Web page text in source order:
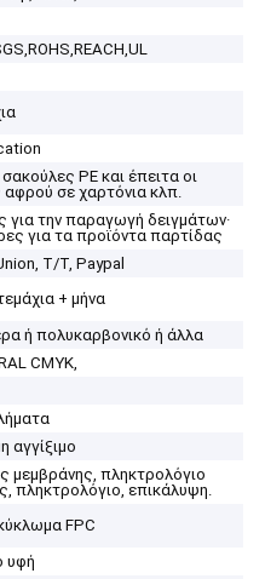
PE και έπειτα οι
αφρού σε χαρτόνια κλπ.
για την παραγωγή δειγμάτων·
για τα προϊόντα παρτίδας
T/T, Paypal
+ μήνα
ή πολυκαρβονικό ή άλλα
CMYK,
αγγίξιμο
μεμβράνης, πληκτρολόγιο
πληκτρολόγιο, επικάλυψη.
FPC
υφή